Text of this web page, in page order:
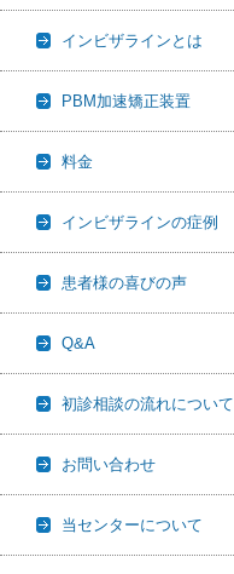
インビザラインとは
PBM加速矯正装置
料金
インビザラインの症例
患者様の喜びの声
Q&A
初診相談の流れについて
お問い合わせ
当センターについて